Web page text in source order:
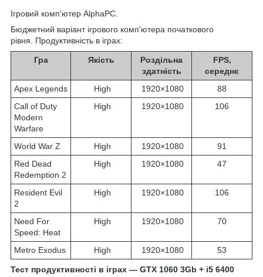
Ігровий комп'ютер AlphaPC.
Бюджетний варіант ігрового комп'ютера початкового
рівня. Продуктивність в іграх:
Гра Якість
Роздільна
здатність
FPS,
середнє
Apex Legends
High 1920×1080
88
Call of Duty
Modern
Warfare
High 1920×1080 106
World War Z High 1920×1080
91
Red Dead
Redemption 2
High 1920×1080 47
Resident Evil
2
High 1920×1080 106
Need For
Speed: Heat
High 1920×1080 70
Metro Exodus High 1920×1080 53
Тест продуктивності в іграх — GTX 1060 3Gb + i5 6400